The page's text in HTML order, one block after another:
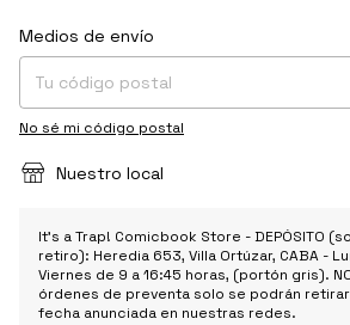
Entregas para el CP:
Medios de envío
No sé mi código postal
Nuestro local
It's a Trap! Comicbook Store - DEPÓSITO
retiro): Heredia 653, Villa Ortúzar, CABA -
Viernes de 9 a 16:45 horas, (portón gris).
órdenes de preventa solo se podrán
fecha anunciada en nuestras redes.